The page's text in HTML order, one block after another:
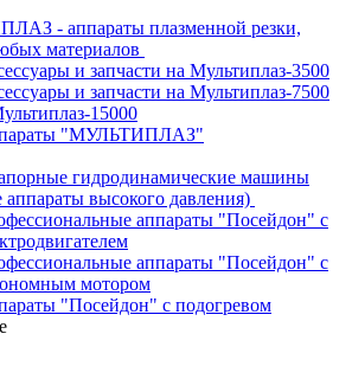
- аппараты плазменной резки,
материалов
и запчасти на Мультиплаз-3500
и запчасти на Мультиплаз-7500
15000
"МУЛЬТИПЛАЗ"
гидродинамические машины
высокого давления)
аппараты "Посейдон" с
аппараты "Посейдон" с
мотором
"Посейдон" с подогревом